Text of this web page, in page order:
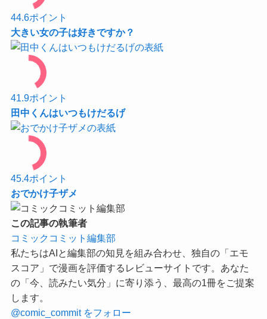
44.6ポイント
大きい女の子は好きですか？
41.9ポイント
田中くんはいつもけだるげ
45.4ポイント
おでかけ子ザメ
この記事の執筆者
コミックコミット編集部
私たちはAIと編集部の知見を組み合わせ、独自の「エモ
スコア」で漫画を評価するレビューサイトです。あなた
の「今、読みたい気分」に寄り添う、最高の1冊をご提案
します。
@comic_commit をフォロー